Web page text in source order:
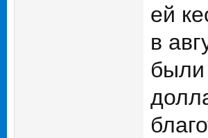
ей
в
были